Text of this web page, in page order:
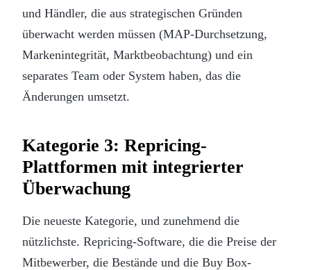
und Händler, die aus strategischen Gründen
überwacht werden müssen (MAP-Durchsetzung,
Markenintegrität, Marktbeobachtung) und ein
separates Team oder System haben, das die
Änderungen umsetzt.
Kategorie 3: Repricing-
Plattformen mit integrierter
Überwachung
Die neueste Kategorie, und zunehmend die
nützlichste. Repricing-Software, die die Preise der
Mitbewerber, die Bestände und die Buy Box-